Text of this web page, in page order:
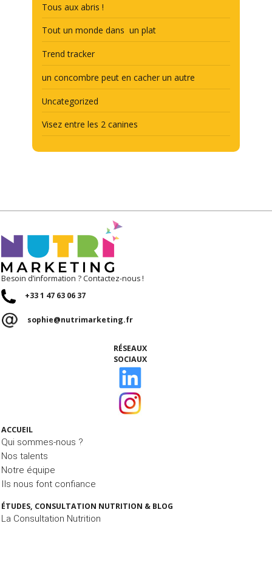
Tous aux abris !
Tout un monde dans un plat
Trend tracker
un concombre peut en cacher un autre
Uncategorized
Visez entre les 2 canines
Besoin d’information ? Contactez-nous !
+33 1 47 63 06 37
sophie@nutrimarketing.fr
RÉSEAUX
SOCIAUX
ACCUEIL
Qui sommes-nous ?
Nos talents
Notre équipe
Ils nous font confiance
ÉTUDES, CONSULTATION NUTRITION & BLOG
La Consultation Nutrition